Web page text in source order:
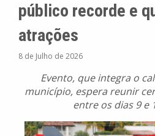
público recorde e
atrações
8 de Julho de 2026
Evento, que integra o
município, espera reunir
entre os dias 9 e